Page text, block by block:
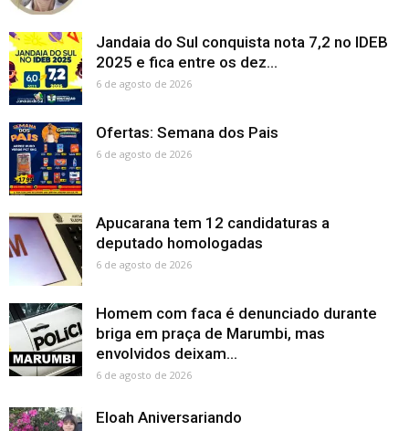
Jandaia do Sul conquista nota 7,2 no IDEB
2025 e fica entre os dez...
6 de agosto de 2026
Ofertas: Semana dos Pais
6 de agosto de 2026
Apucarana tem 12 candidaturas a
deputado homologadas
6 de agosto de 2026
Homem com faca é denunciado durante
briga em praça de Marumbi, mas
envolvidos deixam...
6 de agosto de 2026
Eloah Aniversariando